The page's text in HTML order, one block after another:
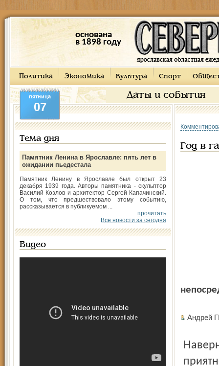
основана
в 1898 году
Политика Экономика Культура Спорт
Даты и события
пятница
07
Тема дня
Памятник Ленина в Ярославле: пять лет в
ожидании пьедестала
Памятник Ленину в Ярославле был открыт 23
декабря 1939 года. Авторы памятника - скульптор
Василий Козлов и архитектор Сергей Капачинский.
О том, что предшествовало этому событию,
рассказывается в публикуемом ...
прочитать
Все новости за сегодня
Видео
Год в
Андрей
Наверное, за критику на нас обижались – кому же